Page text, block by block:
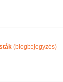
(blogbejegyzés)